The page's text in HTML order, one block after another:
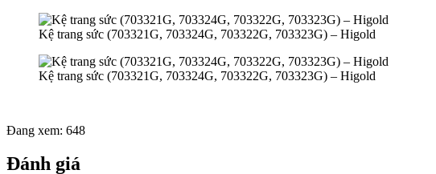
Kệ trang sức (703321G, 703324G, 703322G, 703323G) – Higold
Kệ trang sức (703321G, 703324G, 703322G, 703323G) – Higold
Đang xem: 648
Đánh giá